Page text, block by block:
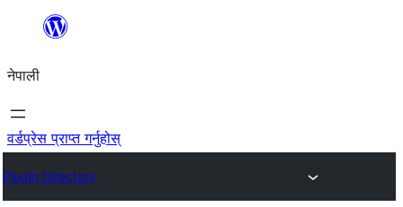
सामग्रीमा
नेपाली
वर्डप्रेस प्राप्त गर्नुहोस्
Plugin Directory